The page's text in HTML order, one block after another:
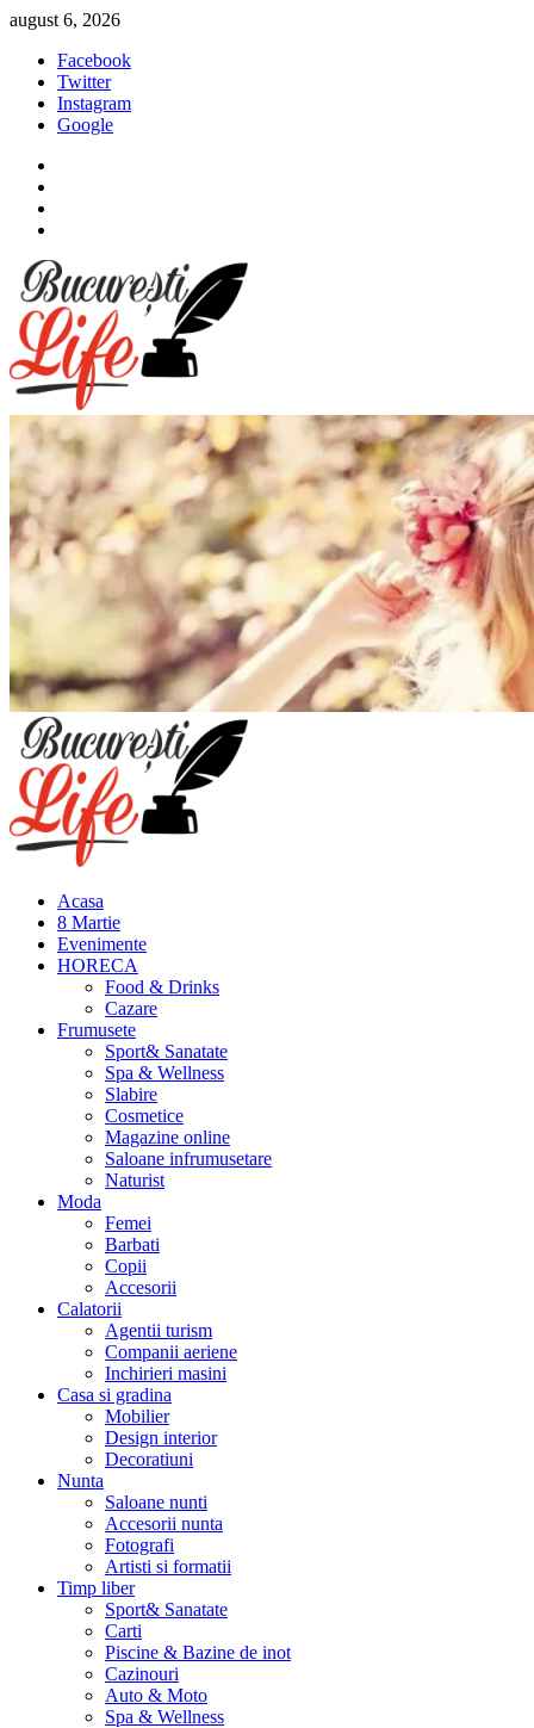
Sari
conținut
august 6, 2026
Facebook
Twitter
Instagram
Google
Meniu
principal
Acasa
8 Martie
Evenimente
HORECA
Food & Drinks
Cazare
Frumusete
Sport& Sanatate
Spa & Wellness
Slabire
Cosmetice
Magazine online
Saloane infrumusetare
Naturist
Moda
Femei
Barbati
Copii
Accesorii
Calatorii
Agentii turism
Companii aeriene
Inchirieri masini
Casa si gradina
Mobilier
Design interior
Decoratiuni
Nunta
Saloane nunti
Accesorii nunta
Fotografi
Artisti si formatii
Timp liber
Sport& Sanatate
Carti
Piscine & Bazine de inot
Cazinouri
Auto & Moto
Spa & Wellness